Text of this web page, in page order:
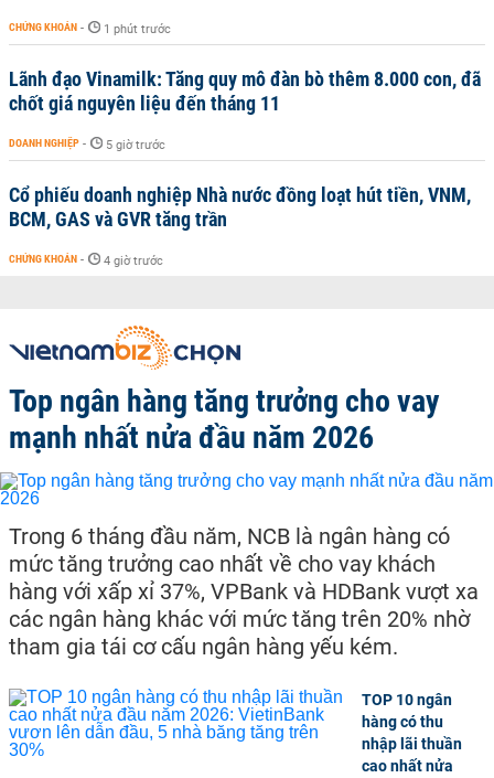
CHỨNG KHOÁN - 1 phút trước
Lãnh đạo Vinamilk: Tăng quy mô đàn bò thêm 8.000 con, đã
chốt giá nguyên liệu đến tháng 11
DOANH NGHIỆP - 5 giờ trước
Cổ phiếu doanh nghiệp Nhà nước đồng loạt hút tiền, VNM,
BCM, GAS và GVR tăng trần
CHỨNG KHOÁN - 4 giờ trước
Top ngân hàng tăng trưởng cho vay
mạnh nhất nửa đầu năm 2026
Trong 6 tháng đầu năm, NCB là ngân hàng có
mức tăng trưởng cao nhất về cho vay khách
hàng với xấp xỉ 37%, VPBank và HDBank vượt xa
các ngân hàng khác với mức tăng trên 20% nhờ
tham gia tái cơ cấu ngân hàng yếu kém.
TOP 10 ngân
hàng có thu
nhập lãi thuần
cao nhất nửa